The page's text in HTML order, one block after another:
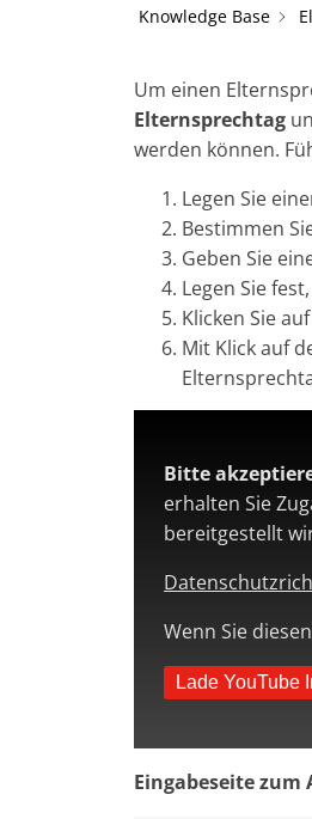
Knowledge Base
Um einen
Elternsprechtag
werden können.
Legen Sie
Bestimmen
Geben Sie
Legen Sie
Klicken Sie
Mit Klick auf
Bitte
erhalten Sie
bereitgestellt
Wenn Sie
Lade YouTube
Eingabeseite zum